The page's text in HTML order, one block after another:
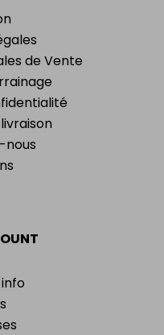
de Vente